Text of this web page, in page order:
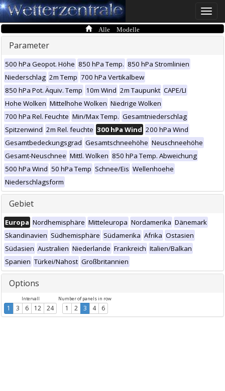
Toggle
Alle Modelle
Parameter
500 hPa Geopot. Höhe 850 hPa Temp. 850 hPa Stromlinien
Niederschlag 2m Temp 700 hPa Vertikalbew
850 hPa Pot. Äquiv. Temp 10m Wind 2m Taupunkt CAPE/LI
Hohe Wolken Mittelhohe Wolken Niedrige Wolken
700 hPa Rel. Feuchte Min/Max Temp. Gesamtniederschlag
Spitzenwind 2m Rel. feuchte 300 hPa Wind 200 hPa Wind
Gesamtbedeckungsgrad Gesamtschneehöhe Neuschneehöhe
Gesamt-Neuschnee Mittl. Wolken 850 hPa Temp. Abweichung
500 hPa Wind 50 hPa Temp Schnee/Eis Wellenhoehe
Niederschlagsform
Gebiet
Europa Nordhemisphäre Mitteleuropa Nordamerika Dänemark
Skandinavien Südhemisphäre Südamerika Afrika Ostasien
Südasien Australien Niederlande Frankreich Italien/Balkan
Spanien Türkei/Nahost Großbritannien
Options
Intervall
1 3 6 12 24
Number of panels in row
1 2 3 4 6